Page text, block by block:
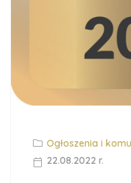
Ogłoszenia i
22.08.2022 r.